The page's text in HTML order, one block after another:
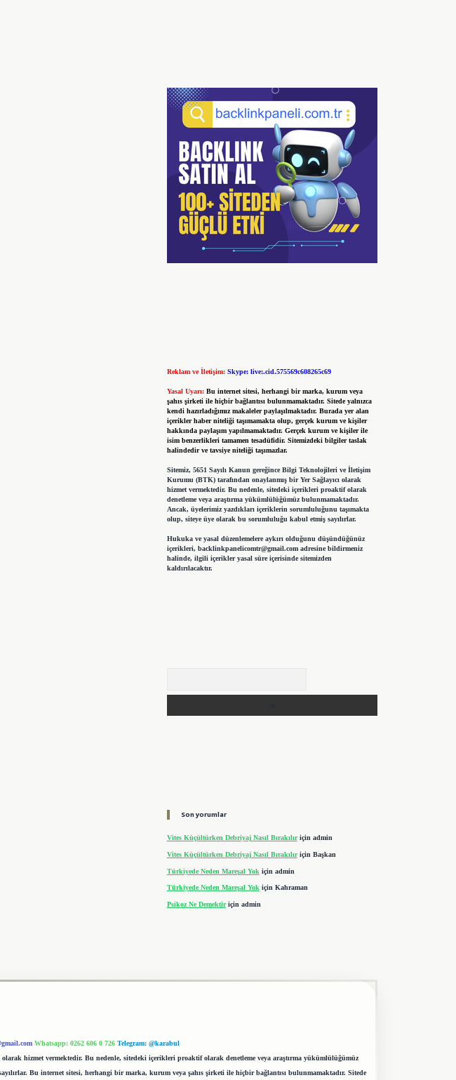
Reklam ve İletişim: Skype: live:.cid.575569c608265c69
Yasal Uyarı: Bu internet sitesi, herhangi bir marka, kurum veya
şahıs şirketi ile hiçbir bağlantısı bulunmamaktadır. Sitede yalnızca
kendi hazırladığımız makaleler paylaşılmaktadır. Burada yer alan
içerikler haber niteliği taşımamakta olup, gerçek kurum ve kişiler
hakkında paylaşım yapılmamaktadır. Gerçek kurum ve kişiler ile
isim benzerlikleri tamamen tesadüfidir. Sitemizdeki bilgiler taslak
halindedir ve tavsiye niteliği taşımazlar.
Sitemiz, 5651 Sayılı Kanun gereğince Bilgi Teknolojileri ve İletişim
Kurumu (BTK) tarafından onaylanmış bir Yer Sağlayıcı olarak
hizmet vermektedir. Bu nedenle, sitedeki içerikleri proaktif olarak
denetleme veya araştırma yükümlülüğümüz bulunmamaktadır.
Ancak, üyelerimiz yazdıkları içeriklerin sorumluluğunu taşımakta
olup, siteye üye olarak bu sorumluluğu kabul etmiş sayılırlar.
Hukuka ve yasal düzenlemelere aykırı olduğunu düşündüğünüz
içerikleri, backlinkpanelicomtr@gmail.comadresine bildirmeniz
halinde, ilgili içerikler yasal süre içerisinde sitemizden
kaldırılacaktır.
Son yorumlar
Vites Küçültürken Debriyaj Nasıl Bırakılıriçin admin
Vites Küçültürken Debriyaj Nasıl Bırakılıriçin Başkan
Türkiyede Neden Mareşal Yok için admin
Türkiyede Neden Mareşal Yok için Kahraman
Psikoz Ne Demektiriçin admin
Whatsapp: 0262 606 0 726 Telegram: @karabul
hizmet vermektedir. Bu nedenle, sitedeki içerikleri proaktif olarak denetleme veya araştırma yükümlülüğümüz
Bu internet sitesi, herhangi bir marka, kurum veya şahıs şirketi ile hiçbir bağlantısı bulunmamaktadır. Sitede